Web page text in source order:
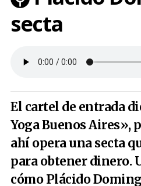
secta
El cartel de entrada
Yoga Buenos Aires»,
ahí opera una secta
para obtener dinero.
cómo Plácido